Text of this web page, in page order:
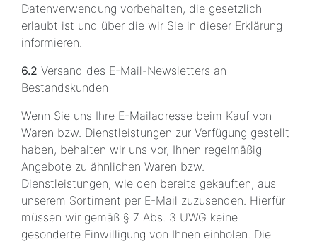
Datenverwendung vorbehalten, die gesetzlich
erlaubt ist und über die wir Sie in dieser Erklärung
informieren.
6.2 Versand des E-Mail-Newsletters an
Bestandskunden
Wenn Sie uns Ihre E-Mailadresse beim Kauf von
Waren bzw. Dienstleistungen zur Verfügung gestellt
haben, behalten wir uns vor, Ihnen regelmäßig
Angebote zu ähnlichen Waren bzw.
Dienstleistungen, wie den bereits gekauften, aus
unserem Sortiment per E-Mail zuzusenden. Hierfür
müssen wir gemäß § 7 Abs. 3 UWG keine
gesonderte Einwilligung von Ihnen einholen. Die